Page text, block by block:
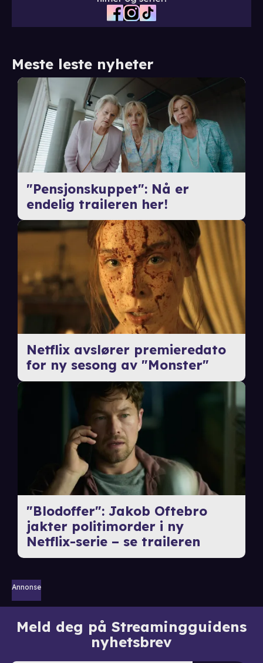
Meste leste nyheter
"Pensjonskuppet": Nå er
endelig traileren her!
Netflix avslører premieredato
for ny sesong av "Monster"
"Blodoffer": Jakob Oftebro
jakter politimorder i ny
Netflix-serie – se traileren
Annonse
Meld deg på Streamingguidens
nyhetsbrev